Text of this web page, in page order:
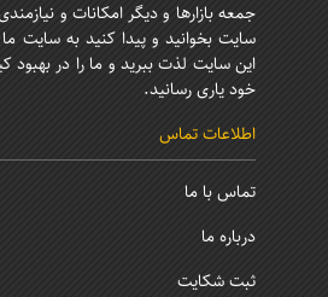
جمعه بازارها و دیگر امکانات و
سایت بخوانید و پیدا کنید به سایت
این سایت لذت ببرید و ما را در
خود یاری رسانید.
اطلاعات تماس
تماس با ما
درباره ما
ثبت شکایت